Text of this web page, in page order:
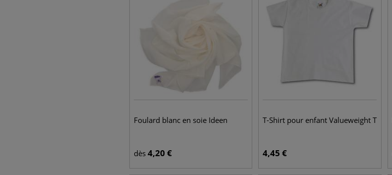
Foulard blanc en soie Ideen
dès 4,20 €
T-Shirt pour enfant Valueweight T
4,45 €